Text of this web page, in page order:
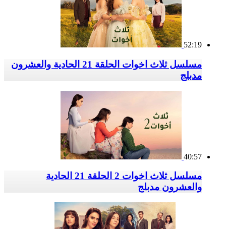
52:19
مسلسل ثلاث اخوات الحلقة 21 الحادية والعشرون
مدبلج
40:57
مسلسل ثلاث اخوات 2 الحلقة 21 الحادية
والعشرون مدبلج